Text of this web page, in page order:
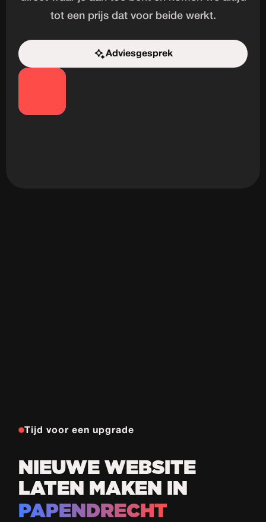
tot een prijs dat voor beide werkt.
Adviesgesprek
Start de uitdaging
Tijd voor een upgrade
NIEUWE WEBSITE
LATEN MAKEN IN
PAPENDRECHT